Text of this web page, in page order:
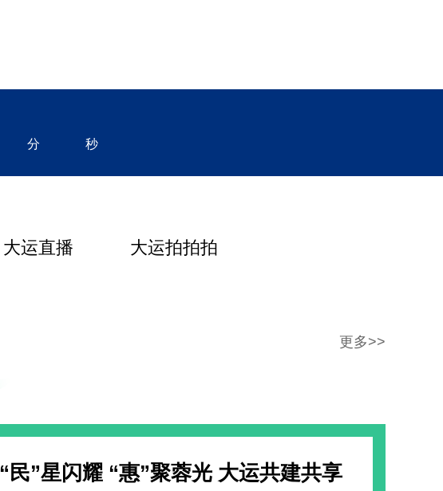
分 秒
大运直播 大运拍拍拍
更多>>
“民”星闪耀 “惠”聚蓉光 大运共建共享